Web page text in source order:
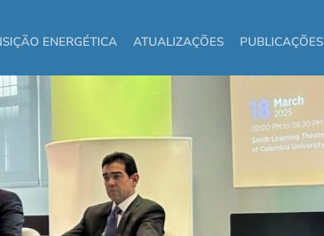
ENERGÉTICA ATUALIZAÇÕES PUBLICAÇÕES